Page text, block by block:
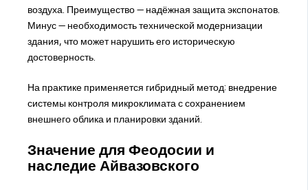
воздуха. Преимущество — надёжная защита экспонатов.
Минус — необходимость технической модернизации
здания, что может нарушить его историческую
достоверность.
На практике применяется гибридный метод: внедрение
системы контроля микроклимата с сохранением
внешнего облика и планировки зданий.
Значение для Феодосии и
наследие Айвазовского